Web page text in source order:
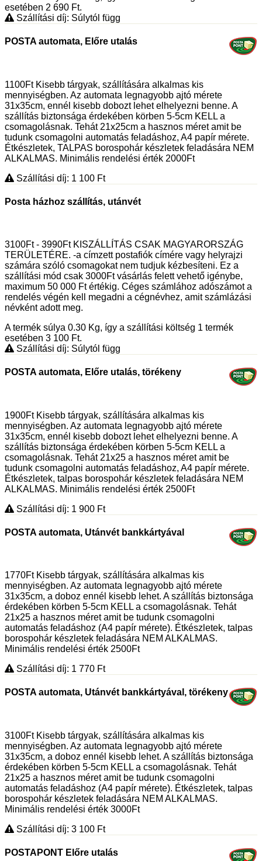
esetében 2 690 Ft.
Szállítási díj: Súlytól függ
POSTA automata, Előre utalás
1100Ft Kisebb tárgyak, szállítására alkalmas kis
mennyiségben. Az automata legnagyobb ajtó mérete
31x35cm, ennél kisebb dobozt lehet elhelyezni benne. A
szállítás biztonsága érdekében körben 5-5cm KELL a
csomagolásnak. Tehát 21x25cm a hasznos méret amit be
tudunk csomagolni automatás feladáshoz, A4 papír mérete.
Étkészletek, TALPAS borospohár készletek feladására NEM
ALKALMAS. Minimális rendelési érték 2000Ft
Szállítási díj: 1 100 Ft
Posta házhoz szállítás, utánvét
3100Ft - 3990Ft KISZÁLLÍTÁS CSAK MAGYARORSZÁG
TERÜLETÉRE. -a címzett postafiók címére vagy helyrajzi
számára szóló csomagokat nem tudjuk kézbesíteni. Ez a
szállítási mód csak 3000Ft vásárlás felett vehető igénybe,
maximum 50 000 Ft értékig. Céges számlához adószámot a
rendelés végén kell megadni a cégnévhez, amit számlázási
névként adott meg.
A termék súlya 0.30 Kg, így a szállítási költség 1 termék
esetében 3 100 Ft.
Szállítási díj: Súlytól függ
POSTA automata, Előre utalás, törékeny
1900Ft Kisebb tárgyak, szállítására alkalmas kis
mennyiségben. Az automata legnagyobb ajtó mérete
31x35cm, ennél kisebb dobozt lehet elhelyezni benne. A
szállítás biztonsága érdekében körben 5-5cm KELL a
csomagolásnak. Tehát 21x25 a hasznos méret amit be
tudunk csomagolni automatás feladáshoz, A4 papír mérete.
Étkészletek, talpas borospohár készletek feladására NEM
ALKALMAS. Minimális rendelési érték 2500Ft
Szállítási díj: 1 900 Ft
POSTA automata, Utánvét bankkártyával
1770Ft Kisebb tárgyak, szállítására alkalmas kis
mennyiségben. Az automata legnagyobb ajtó mérete
31x35cm, a doboz ennél kisebb lehet. A szállítás biztonsága
érdekében körben 5-5cm KELL a csomagolásnak. Tehát
21x25 a hasznos méret amit be tudunk csomagolni
automatás feladáshoz (A4 papír mérete). Étkészletek, talpas
borospohár készletek feladására NEM ALKALMAS.
Minimális rendelési érték 2500Ft
Szállítási díj: 1 770 Ft
POSTA automata, Utánvét bankkártyával, törékeny
3100Ft Kisebb tárgyak, szállítására alkalmas kis
mennyiségben. Az automata legnagyobb ajtó mérete
31x35cm, a doboz ennél kisebb lehet. A szállítás biztonsága
érdekében körben 5-5cm KELL a csomagolásnak. Tehát
21x25 a hasznos méret amit be tudunk csomagolni
automatás feladáshoz (A4 papír mérete). Étkészletek, talpas
borospohár készletek feladására NEM ALKALMAS.
Minimális rendelési érték 3000Ft
Szállítási díj: 3 100 Ft
POSTAPONT Előre utalás